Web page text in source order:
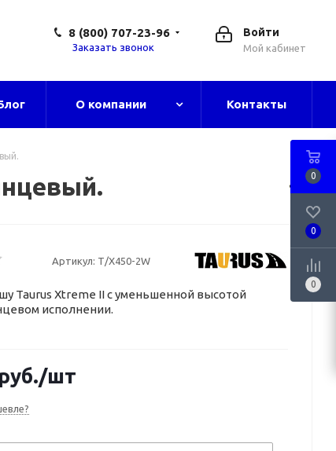
Войти
Мой кабинет
8 (800) 707-23-96
Заказать звонок
О компании Контакты
Артикул: Т/X450-2W
Taurus Xtreme II с уменьшенной высотой
исполнении.
руб./шт
0
0
0